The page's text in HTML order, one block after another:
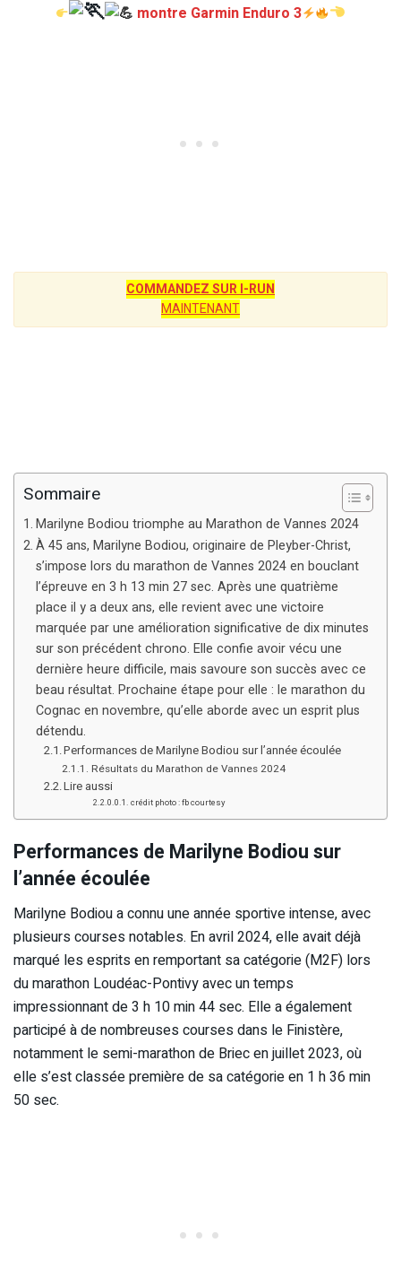
montre Garmin Enduro 3
COMMANDEZ SUR I-RUN
MAINTENANT
Sommaire
Marilyne Bodiou triomphe au Marathon de Vannes 2024
À 45 ans, Marilyne Bodiou, originaire de Pleyber-Christ,
s’impose lors du marathon de Vannes 2024 en bouclant
l’épreuve en 3 h 13 min 27 sec. Après une quatrième
place il y a deux ans, elle revient avec une victoire
marquée par une amélioration significative de dix minutes
sur son précédent chrono. Elle confie avoir vécu une
dernière heure difficile, mais savoure son succès avec ce
beau résultat. Prochaine étape pour elle : le marathon du
Cognac en novembre, qu’elle aborde avec un esprit plus
détendu.
Performances de Marilyne Bodiou sur l’année écoulée
Résultats du Marathon de Vannes 2024
Lire aussi
crédit photo : fb courtesy
Performances de Marilyne Bodiou sur
l’année écoulée
Marilyne Bodiou a connu une année sportive intense, avec
plusieurs courses notables. En avril 2024, elle avait déjà
marqué les esprits en remportant sa catégorie (M2F) lors
du marathon Loudéac-Pontivy avec un temps
impressionnant de 3 h 10 min 44 sec. Elle a également
participé à de nombreuses courses dans le Finistère,
notamment le semi-marathon de Briec en juillet 2023, où
elle s’est classée première de sa catégorie en 1 h 36 min
50 sec.